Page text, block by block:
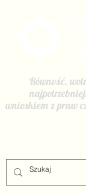
Równość,
wnioskiem z praw